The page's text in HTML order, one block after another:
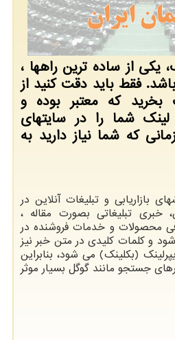
یكی از ساده ترین راهها ،
فقط باید دقت كنید از
بخرید كه معتبر بوده و
شما را در سایتهای
كه شما نیاز دارید به
بازاریابی و تبلیغات آنلاین در
تبلیغاتی بصورت مقاله ،
محصولات و خدمات فروشنده در
و کلمات کلیدی در متن خبر نیز
(بکلینک) می شود، بنابراین
جستجو مانند گوگل بسیار موثر